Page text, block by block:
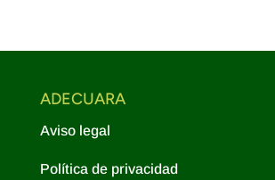
ADECUARA
Aviso legal
Política de privacidad